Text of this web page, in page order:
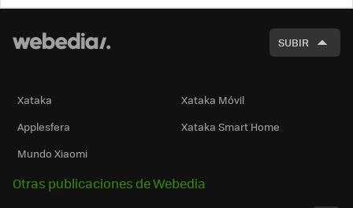
SUBIR
Xataka
Xataka Móvil
Applesfera
Xataka Smart Home
Mundo Xiaomi
Otras publicaciones de Webedia